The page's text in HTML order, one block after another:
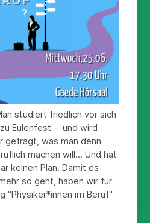
studiert friedlich vor sich
Eulenfest - und wird
gefragt, was man denn
machen will... Und hat
keinen Plan. Damit es
so geht, haben wir für
"Physiker*innen im Beruf"